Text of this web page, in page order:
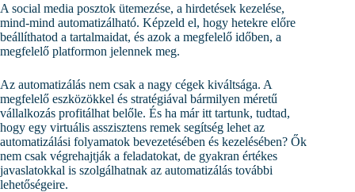
A social media posztok ütemezése, a hirdetések kezelése,
mind-mind automatizálható. Képzeld el, hogy hetekre előre
beállíthatod a tartalmaidat, és azok a megfelelő időben, a
megfelelő platformon jelennek meg.
Az automatizálás nem csak a nagy cégek kiváltsága. A
megfelelő eszközökkel és stratégiával bármilyen méretű
vállalkozás profitálhat belőle. És ha már itt tartunk, tudtad,
hogy egy virtuális asszisztens remek segítség lehet az
automatizálási folyamatok bevezetésében és kezelésében? Ők
nem csak végrehajtják a feladatokat, de gyakran értékes
javaslatokkal is szolgálhatnak az automatizálás további
lehetőségeire.